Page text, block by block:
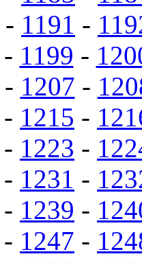
- 1191 -
- 1199 -
- 1207 -
- 1215 -
- 1223 -
- 1231 -
- 1239 -
- 1247 -